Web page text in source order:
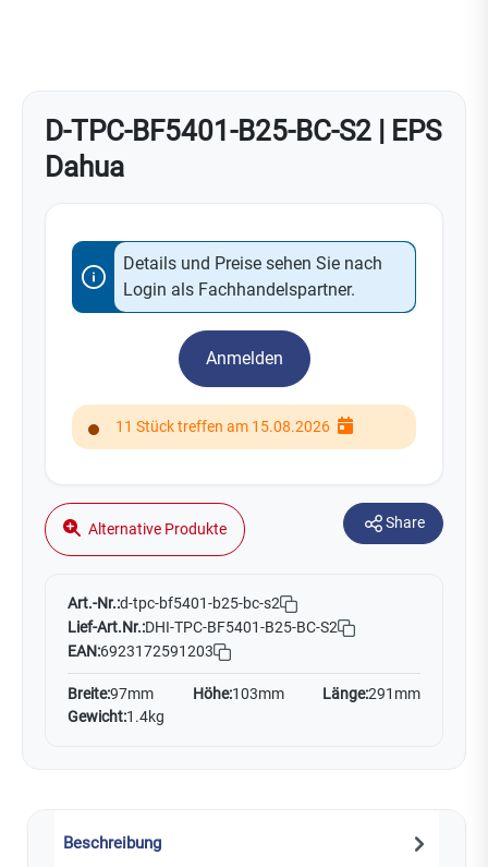
D-TPC-BF5401-B25-BC-S2 | EPS
Dahua
Details und Preise sehen Sie nach
Login als Fachhandelspartner.
Anmelden
11 Stück treffen am 15.08.2026
Alternative Produkte Share
Art.-Nr.:d-tpc-bf5401-b25-bc-s2
Lief-Art.Nr.:DHI-TPC-BF5401-B25-BC-S2
EAN:6923172591203
Breite:97mm Höhe:103mm Länge:291mm
Gewicht:1.4kg
Beschreibung